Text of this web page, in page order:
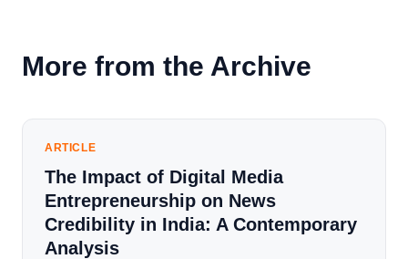
More from the Archive
ARTICLE
The Impact of Digital Media
Entrepreneurship on News
Credibility in India: A Contemporary
Analysis